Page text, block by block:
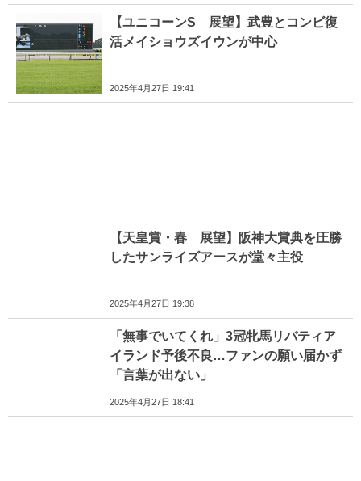
【ユニコーンS 展望】武豊とコンビ復
活メイショウズイウンが中心
2025年4月27日 19:41
【天皇賞・春 展望】阪神大賞典を圧勝
したサンライズアースが堂々主役
2025年4月27日 19:38
「無事でいてくれ」3冠牝馬リバティア
イランド予後不良…ファンの願い届かず
「言葉が出ない」
2025年4月27日 18:41